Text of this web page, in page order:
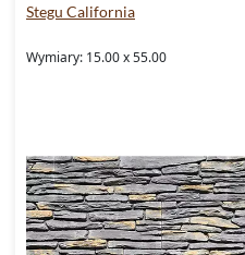
Stegu California
Wymiary: 15.00 x 55.00